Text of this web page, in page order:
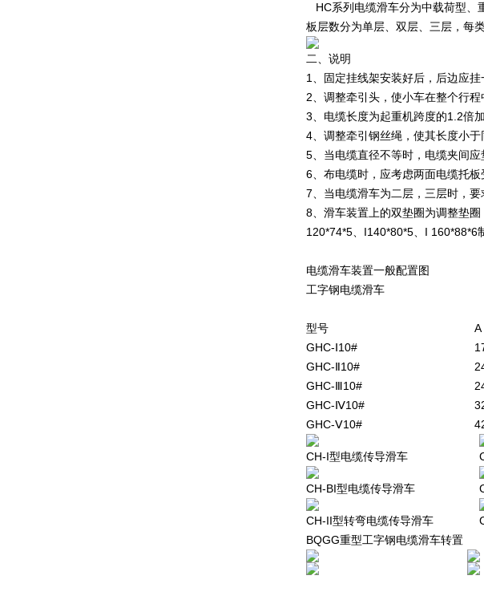
HC系列电缆滑车分为中载荷型
板层数分为单层、双层、三层，每
二、说明
1、固定挂线架安装好后，后边应挂
2、调整牵引头，使小车在整个行程
3、电缆长度为起重机跨度的1.2倍加
4、调整牵引钢丝绳，使其长度小于
5、当电缆直径不等时，电缆夹间
6、布电缆时，应考虑两面电缆托板
7、当电缆滑车为二层，三层时，要
8、滑车装置上的双垫圈为调整垫
120*74*5、I140*80*5、I 160*88*6
电缆滑车装置一般配置图
工字钢电缆滑车
型号 A
GHC-Ⅰ10#
GHC-Ⅱ10#
GHC-Ⅲ10#
GHC-Ⅳ10#
GHC-Ⅴ10#
CH-I型电缆传导滑车
CH-BI型电缆传导滑车
CH-II型转弯电缆传导滑车
BQGG重型工字钢电缆滑车转置